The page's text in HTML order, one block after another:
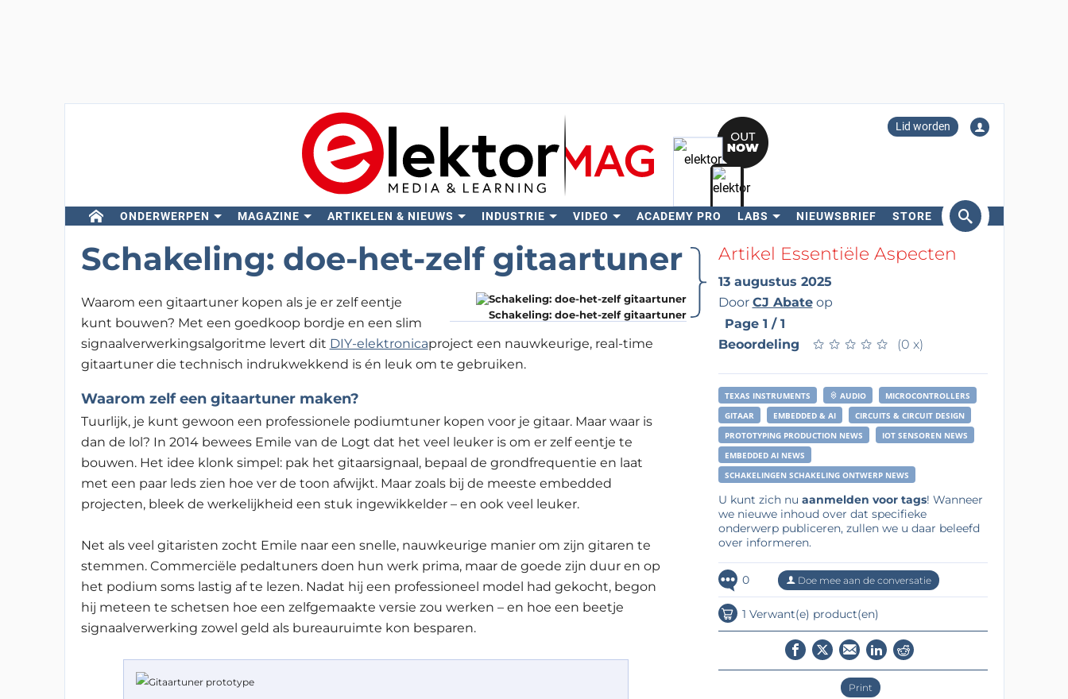
Lid worden
ONDERWERPEN MAGAZINE ARTIKELEN & NIEUWS INDUSTRIE VIDEO ACADEMY PRO LABS NIEUWSBRIEF STORE
Zoeken
Schakeling: doe-het-zelf gitaartuner
Schakeling: doe-het-zelf gitaartuner
Waarom een gitaartuner kopen als je er zelf eentje
kunt bouwen? Met een goedkoop bordje en een slim
signaalverwerkings­algoritme levert dit DIY-elektronicaproject een nauwkeurige, real-time
gitaartuner die technisch indrukwekkend is én leuk om te gebruiken.
Waarom zelf een gitaartuner maken?
Tuurlijk, je kunt gewoon een professionele podiumtuner kopen voor je gitaar. Maar waar is
dan de lol? In 2014 bewees Emile van de Logt dat het veel leuker is om er zelf eentje te
bouwen. Het idee klonk simpel: pak het gitaarsignaal, bepaal de grondfrequentie en laat
met een paar leds zien hoe ver de toon afwijkt. Maar zoals bij de meeste embedded
projecten, bleek de werkelijkheid een stuk ingewikkelder – en ook veel leuker.
Net als veel gitaristen zocht Emile naar een snelle, nauwkeurige manier om zijn gitaren te
stemmen. Commerciële pedaltuners doen hun werk prima, maar de goede zijn duur en op
het podium soms lastig af te lezen. Nadat hij een professioneel model had gekocht, begon
hij meteen te schetsen hoe een zelfgemaakte versie zou werken – en hoe een beetje
signaalverwerking zowel geld als bureauruimte kon besparen.
Artikel Essentiële Aspecten
13 augustus 2025
Door CJ Abateop
Page 1 / 1
Beoordeling
★ ★ ★ ★ ★
★ ★ ★ ★ ★ (0 x)
TEXAS INSTRUMENTS AUDIO
MICROCONTROLLERS
GITAAR
EMBEDDED & AI
CIRCUITS & CIRCUIT DESIGN
PROTOTYPING PRODUCTION NEWS
IOT SENSOREN NEWS
EMBEDDED AI NEWS
SCHAKELINGEN SCHAKELING ONTWERP NEWS
U kunt zich nu aanmelden voor tags! Wanneer
we nieuwe inhoud over dat specifieke
onderwerp publiceren, zullen we u daar beleefd
over informeren.
0 Doe mee aan de conversatie
1 Verwant(e) product(en)
Print